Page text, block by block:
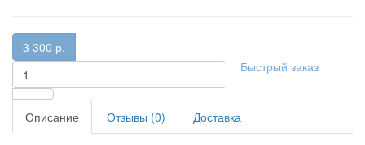
3 300 р.
Быстрый заказ
Описание Отзывы (0) Доставка